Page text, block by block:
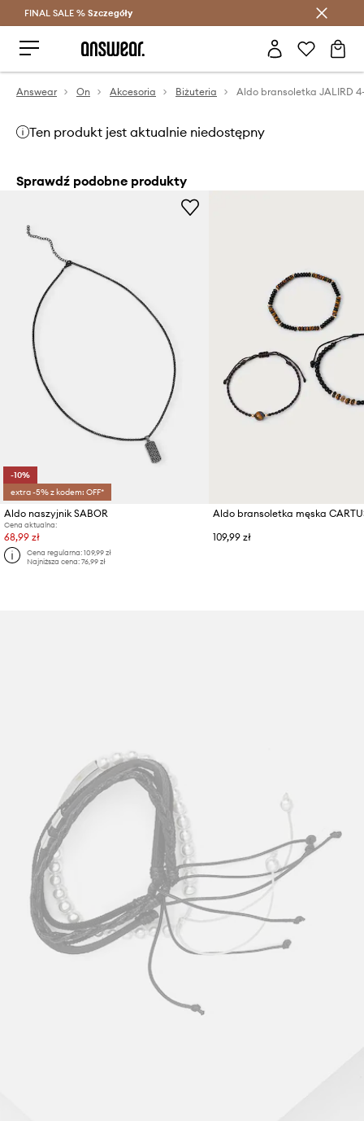
Oszczędzaj z Answear Club >
FINAL SALE % Szczegóły
Answear On Akcesoria Biżuteria Aldo bransoletka JALIRD
Ten produkt jest aktualnie niedostępny
Sprawdź podobne produkty
-10%
extra -5% z kodem: OFF*
Aldo naszyjnik SABOR
Cena aktualna:
68,99 zł
Cena regularna:109,99 zł
Najniższa cena:76,99 zł
Aldo bransoletka męska
109,99 zł